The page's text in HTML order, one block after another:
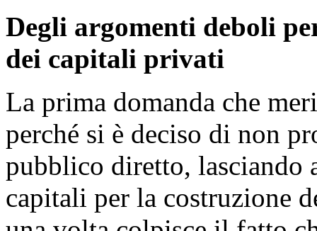
Degli argomenti deboli
dei capitali privati
La prima domanda che
perché si è deciso di non
pubblico diretto,
capitali per la costruzione